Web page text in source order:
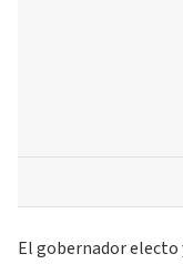
El gobernador electo